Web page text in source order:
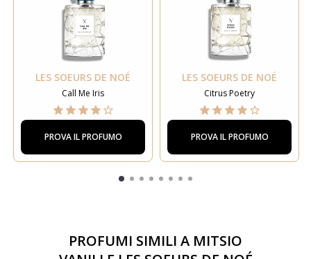
LES SOEURS DE NOÉ
Call Me Iris
PROVA IL PROFUMO
LES SOEURS DE NOÉ
Citrus Poetry
PROVA IL PROFUMO
PROFUMI SIMILI A MITSIO